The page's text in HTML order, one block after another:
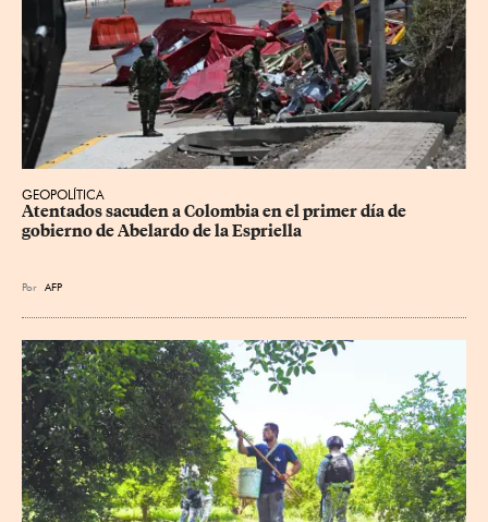
GEOPOLÍTICA
Atentados sacuden a Colombia en el primer día de
gobierno de Abelardo de la Espriella
Por AFP